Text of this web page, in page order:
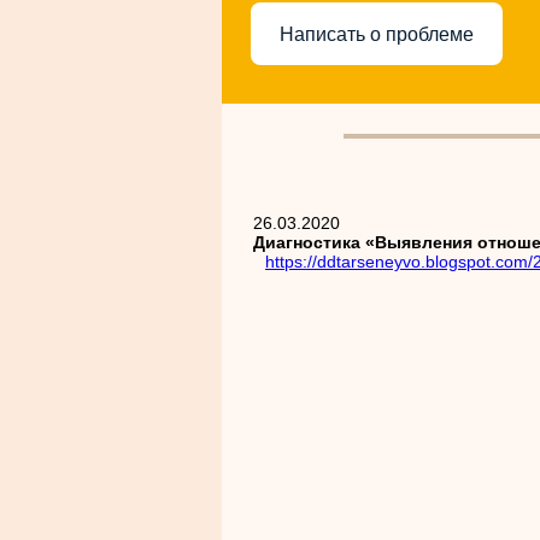
Написать о проблеме
26.03.2020
Диагностика «Выявления
https://